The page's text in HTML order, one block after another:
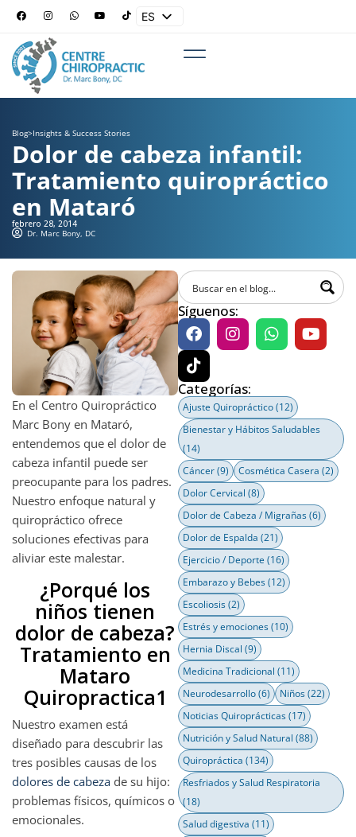
ES
Blog>Insights & Success Stories
Dolor de cabeza infantil:
Tratamiento quiropráctico
en Mataró
febrero 28, 2014
Dr. Marc Bony, DC
En el Centro Quiropráctico
Marc Bony en Mataró,
entendemos que el dolor de
cabeza infantil puede ser
preocupante para los padres.
Nuestro enfoque natural y
quiropráctico ofrece
soluciones efectivas para
aliviar este malestar.
¿Porqué los
niños tienen
dolor de cabeza?
Tratamiento en
Mataro
Quiropractica1
Nuestro examen está
diseñado para descubrir las
tres posibles causas de los
dolores de cabeza de su hijo:
problemas físicos, químicos o
emocionales.
Síguenos:
Categorías:
Ajuste Quiropráctico(12)
Bienestar y Hábitos Saludables
(14)
Cáncer(9) Cosmética Casera (2)
Dolor Cervical (8)
Dolor de Cabeza / Migrañas(6)
Dolor de Espalda (21)
Ejercicio / Deporte (16)
Embarazo y Bebes(12)
Escoliosis(2)
Estrés y emociones(10)
Hernia Discal (9)
Medicina Tradicional (11)
Neurodesarrollo(6) Niños(22)
Noticias Quiroprácticas(17)
Nutrición y Salud Natural (88)
Quiropráctica (134)
Resfriados y Salud Respiratoria
(18)
Salud digestiva (11)